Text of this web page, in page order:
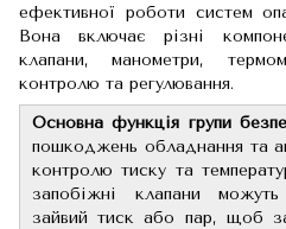
ефективної роботи систем
Вона включає різні
клапани, манометри,
контролю та регулювання.
Основна функція групи
пошкоджень обладнання та
контролю тиску та
запобіжні клапани можуть
зайвий тиск або пар, щоб